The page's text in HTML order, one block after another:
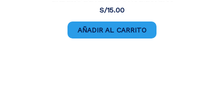
S/15.00
AÑADIR AL CARRITO